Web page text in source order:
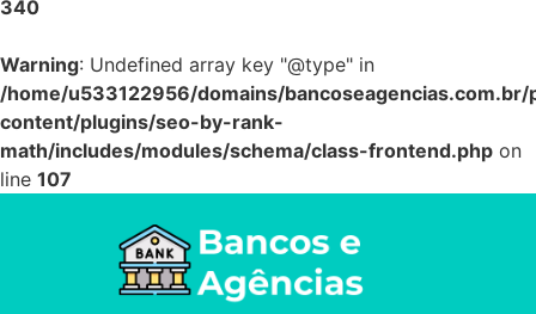
340
Warning: Undefined array key "@type" in
/home/u533122956/domains/
content/plugins/seo-by-rank-
math/includes/modules/schema/class-frontend.php on
line 107